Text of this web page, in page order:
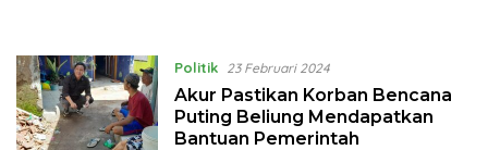
Politik 23 Februari 2024
Akur Pastikan Korban Bencana
Puting Beliung Mendapatkan
Bantuan Pemerintah